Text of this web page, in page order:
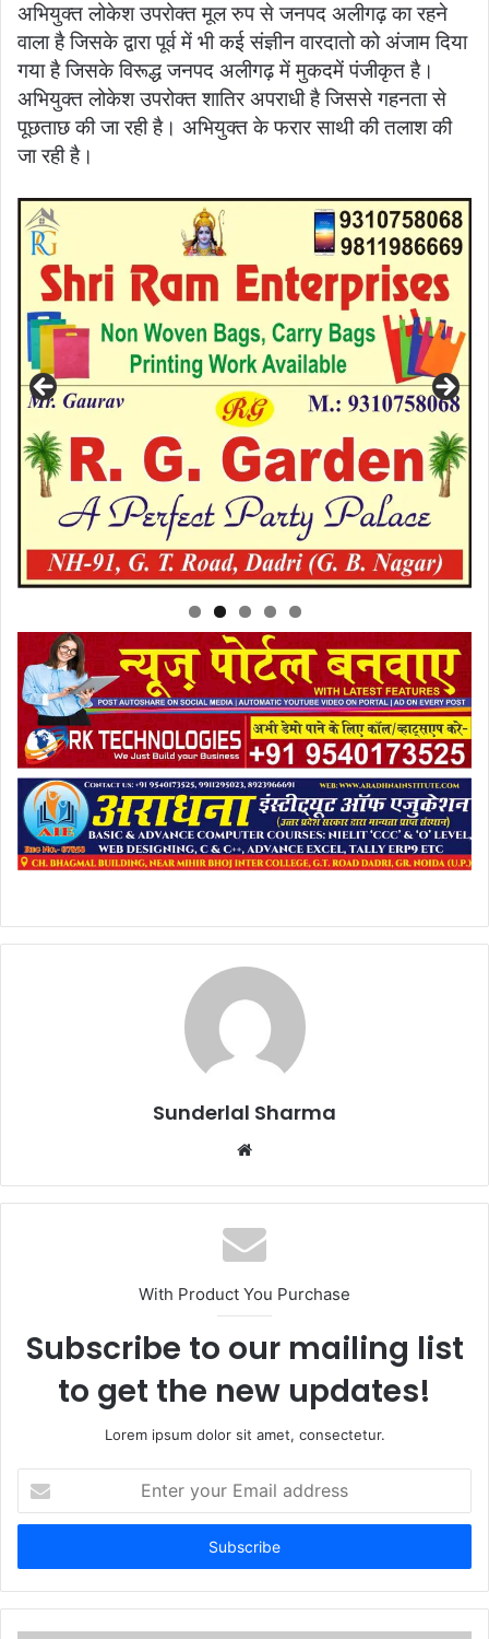
अभियुक्त लोकेश उपरोक्त मूल रुप से जनपद अलीगढ़ का रहने
वाला है जिसके द्वारा पूर्व में भी कई संज्ञीन वारदातो को अंजाम दिया
गया है जिसके विरूद्ध जनपद अलीगढ़ में मुकदमें पंजीकृत है।
अभियुक्त लोकेश उपरोक्त शातिर अपराधी है जिससे गहनता से
पूछताछ की जा रही है। अभियुक्त के फरार साथी की तलाश की
जा रही है।
Sunderlal Sharma
Website
With Product You Purchase
Subscribe to our mailing list
to get the new updates!
Lorem ipsum dolor sit amet, consectetur.
your
Email